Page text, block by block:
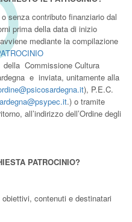
senza contributo finanziario dal
prima della data di inizio
mediante la compilazione
della Commissione Cultura
e inviata, unitamente alla
), P.E.C.
.) o tramite
all’indirizzo dell’Ordine degli
PATROCINIO?
contenuti e destinatari